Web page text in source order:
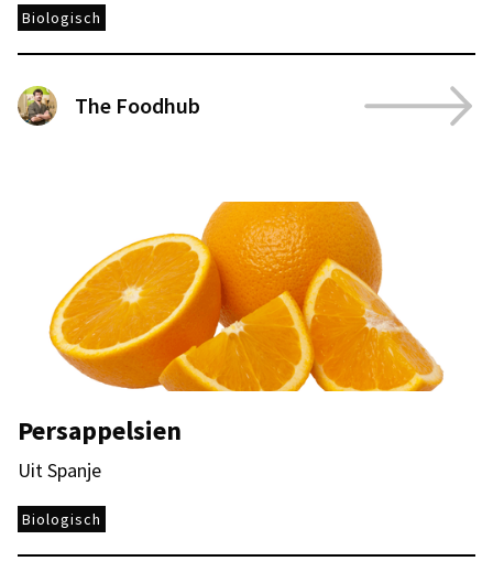
Biologisch
The Foodhub
Persappelsien
Uit Spanje
Biologisch